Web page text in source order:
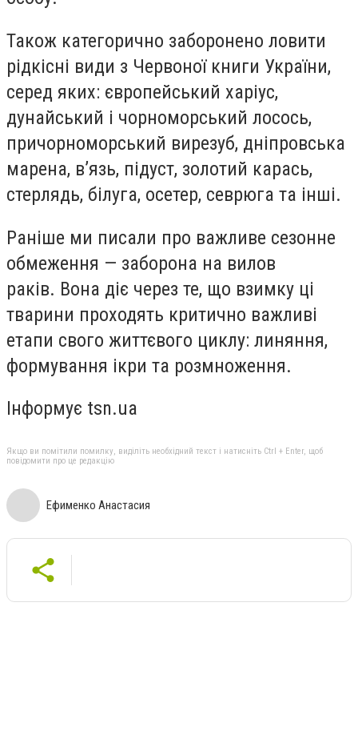
Також категорично заборонено ловити
рідкісні види з Червоної книги України,
серед яких: європейський харіус,
дунайський і чорноморський лосось,
причорноморський вирезуб, дніпровська
марена, в’язь, підуст, золотий карась,
стерлядь, білуга, осетер, севрюга та інші.
Раніше ми писали про важливе сезонне
обмеження — заборона на вилов
раків. Вона діє через те, що взимку ці
тварини проходять критично важливі
етапи свого життєвого циклу: линяння,
формування ікри та розмноження.
Інформує tsn.ua
Якщо ви помітили помилку, виділіть необхідний текст і натисніть Ctrl + Enter, щоб
повідомити про це редакцію
Ефименко Анастасия